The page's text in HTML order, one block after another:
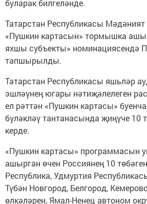
буларак билгеләнде.
Татарстан Республикасы
«Пушкин картасын» тормышка
яхшы субъекты» номинациясендә
тапшырылды.
Татарстан Республикасы яшьләр
эшләүнең югары нәтиҗәлелеген
ел рәттән «Пушкин картасы»
бүләкләү тантанасында җиңүче 10
керде.
«Пушкин картасы»
ашырган өчен Россиянең 10
Республика, Удмуртия
Түбән Новгород, Белгород,
өлкәләрен, Ямал-Ненец автоном